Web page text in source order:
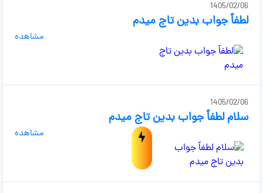
1405/02/06
لطفاً جواب بدین تاج میدم
مشاهده
1405/02/06
سلام لطفاً جواب بدین تاج میدم
مشاهده